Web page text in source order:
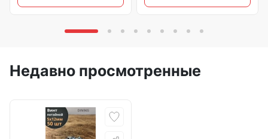
Недавно просмотренные